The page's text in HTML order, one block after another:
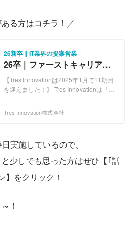
る方はコチラ！／
26新卒｜IT業界の提案営業
26卒｜ファーストキャリア
は"営業×IT "でキャリアの幅を
広げませんか
【Tres Innovationは2025年1月で11期目
を迎えました！】 Tres Innovationは「創
です。 複数の事業を展開しています！
決型提案をする営業チームの募集です！
が メンバー主導で立ち上がった「ボトム
アップ型」であること。 手を挙げれば
Try＆Errorをさせてくれる環境で、 メン
Tres Innovation株式会社
実施しているので、
少しでも思った方はぜひ【｢話
】をクリック！
！